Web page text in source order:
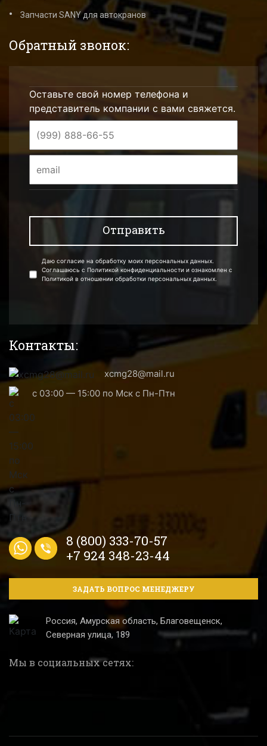
Запчасти SANY для автокранов
Обратный звонок:
Оставьте свой номер телефона и
представитель компании с вами свяжется.
Даю согласие на обработку моих персональных данных.
Соглашаюсь с Политикой конфиденциальности и ознакомлен с
Политикой в отношении обработки персональных данных.
Контакты:
xcmg28@mail.ru
с 03:00 — 15:00 по Мск с Пн-Птн
8 (800) 333-70-57
+7 924 348-23-44
ЗАДАТЬ ВОПРОС МЕНЕДЖЕРУ
Россия, Амурская область, Благовещенск,
Северная улица, 189
Мы в социальных сетях: